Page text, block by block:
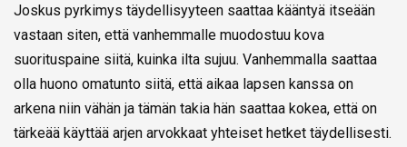
Joskus pyrkimys täydellisyyteen saattaa kääntyä itseään
vastaan siten, että vanhemmalle muodostuu kova
suorituspaine siitä, kuinka ilta sujuu. Vanhemmalla saattaa
olla huono omatunto siitä, että aikaa lapsen kanssa on
arkena niin vähän ja tämän takia hän saattaa kokea, että on
tärkeää käyttää arjen arvokkaat yhteiset hetket täydellisesti.